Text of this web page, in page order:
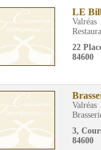
LE
Valréas
22
84600
Valréas
3,
84600